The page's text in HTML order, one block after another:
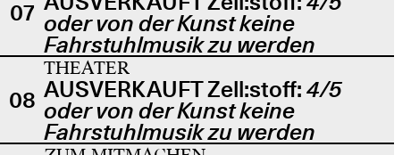
07 oder von der Kunst keine
Fahrstuhlmusik zu werden
08
THEATER
AUSVERKAUFT Zell:stoff: 4/5
oder von der Kunst keine
Fahrstuhlmusik zu werden